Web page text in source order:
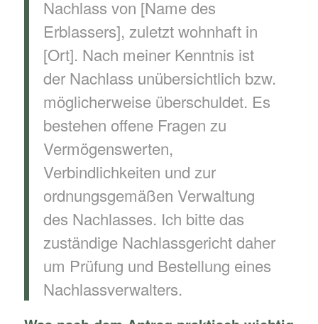
Nachlass von [Name des
Erblassers], zuletzt wohnhaft in
[Ort]. Nach meiner Kenntnis ist
der Nachlass unübersichtlich bzw.
möglicherweise überschuldet. Es
bestehen offene Fragen zu
Vermögenswerten,
Verbindlichkeiten und zur
ordnungsgemäßen Verwaltung
des Nachlasses. Ich bitte das
zuständige Nachlassgericht daher
um Prüfung und Bestellung eines
Nachlassverwalters.